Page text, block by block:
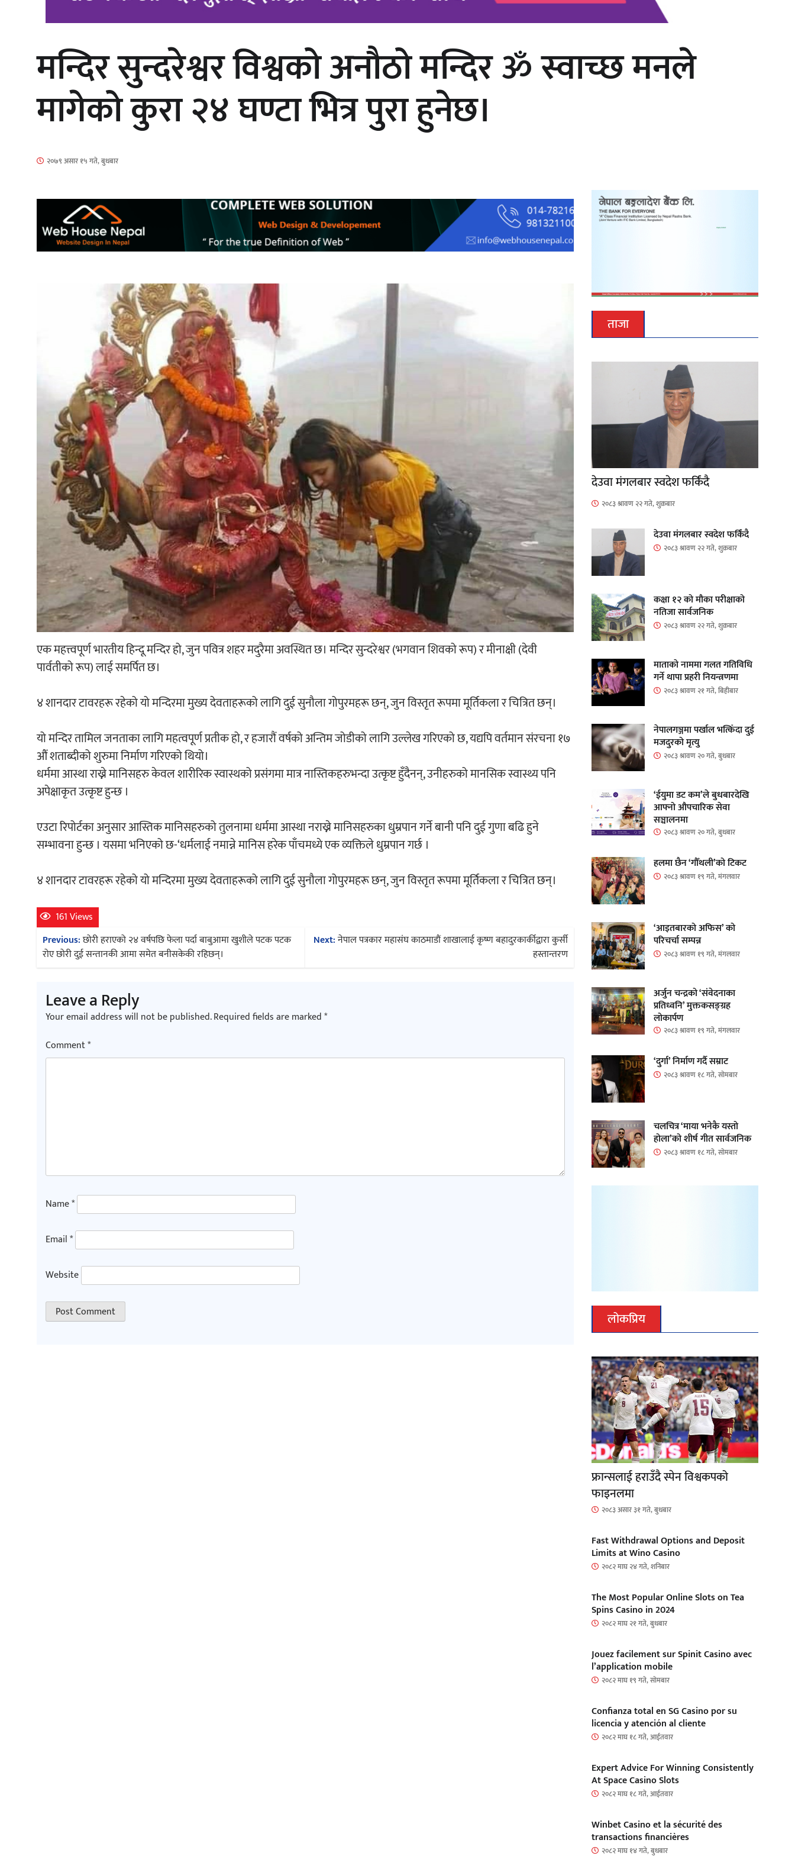
‘आइतबारको अफिस’ को परिचर्चा सम्पन्न
अर्जुन चन्द्रको ‘संवेदनाका प्रतिध्वनि’
मुक्तकसङ्ग्रह लोकार्पण
‘दुर्गा’ निर्माण गर्दै सम्राट
चलचित्र ‘माया भनेकै यस्तो होला’को शीर्ष
मन्दिर सुन्दरेश्वर विश्वको अनौठो मन्दिर ॐ स्वाच्छ मनले
मागेको कुरा २४ घण्टा भित्र पुरा हुनेछ।
२०७९ असार १५ गते, बुधबार
एक महत्त्वपूर्ण भारतीय हिन्दू मन्दिर हो, जुन पवित्र शहर मदुरैमा अवस्थित छ। मन्दिर सुन्दरेश्वर (भगवान शिवको रूप) र मीनाक्षी (देवी
पार्वतीको रूप) लाई समर्पित छ।
४ शानदार टावरहरू रहेको यो मन्दिरमा मुख्य देवताहरूको लागि दुई सुनौला गोपुरमहरू छन्, जुन विस्तृत रूपमा मूर्तिकला र चित्रित छन्।
यो मन्दिर तामिल जनताका लागि महत्वपूर्ण प्रतीक हो, र हजारौं वर्षको अन्तिम जोडीको लागि उल्लेख गरिएको छ, यद्यपि वर्तमान संरचना १७
औं शताब्दीको शुरुमा निर्माण गरिएको थियो।
धर्ममा आस्था राख्ने मानिसहरु केवल शारीरिक स्वास्थको प्रसंगमा मात्र नास्तिकहरुभन्दा उत्कृष्ट हुँदैनन्, उनीहरुको मानसिक स्वास्थ्य पनि
अपेक्षाकृत उत्कृष्ट हुन्छ ।
एउटा रिपोर्टका अनुसार आस्तिक मानिसहरुको तुलनामा धर्ममा आस्था नराख्ने मानिसहरुका धुम्रपान गर्ने बानी पनि दुई गुणा बढि हुने
सम्भावना हुन्छ । यसमा भनिएको छ-‘धर्मलाई नमान्ने मानिस हरेक पाँचमध्ये एक व्यक्तिले धुम्रपान गर्छ ।
४ शानदार टावरहरू रहेको यो मन्दिरमा मुख्य देवताहरूको लागि दुई सुनौला गोपुरमहरू छन्, जुन विस्तृत रूपमा मूर्तिकला र चित्रित छन्।
161 Views
Post
navigation
Previous:छोरी हराएको २४ वर्षपछि फेला पर्दा बाबुआमा खुशीले पटक पटक
रोए छोरी दुई सन्तानकी आमा समेत बनीसकेकी रहिछन्।
Next:नेपाल पत्रकार महासंघ काठमाडौं शाखालाई कृष्ण बहादुरकार्कीद्वारा कुर्सी
हस्तान्तरण
Leave a Reply
Your email address will not be published.Required fields are marked*
Comment*
Name*
Email*
Website
ताजा
देउवा मंगलबार स्वदेश फर्किंदै
२०८३ श्रावण २२ गते, शुक्रबार
देउवा मंगलबार स्वदेश फर्किंदै
२०८३ श्रावण २२ गते, शुक्रबार
कक्षा १२ को मौका परीक्षाको
नतिजा सार्वजनिक
२०८३ श्रावण २२ गते, शुक्रबार
माताकाे नाममा गलत गतिविधि
गर्ने थापा प्रहरी नियन्त्रणमा
२०८३ श्रावण २१ गते, बिहीबार
नेपालगञ्जमा पर्खाल भत्किँदा दुई
मजदुरको मृत्यु
२०८३ श्रावण २० गते, बुधबार
‘ईयुमा डट कम’ले बुधबारदेखि
आफ्नो औपचारिक सेवा
सञ्चालनमा
२०८३ श्रावण २० गते, बुधबार
हलमा छैन ‘गौँथली’को टिकट
२०८३ श्रावण १९ गते, मंगलवार
‘आइतबारको अफिस’ को
परिचर्चा सम्पन्न
२०८३ श्रावण १९ गते, मंगलवार
अर्जुन चन्द्रको ‘संवेदनाका
प्रतिध्वनि’ मुक्तकसङ्ग्रह
लोकार्पण
२०८३ श्रावण १९ गते, मंगलवार
‘दुर्गा’ निर्माण गर्दै सम्राट
२०८३ श्रावण १८ गते, सोमबार
चलचित्र ‘माया भनेकै यस्तो
होला’को शीर्ष गीत सार्वजनिक
२०८३ श्रावण १८ गते, सोमबार
लोकप्रिय
फ्रान्सलाई हराउँदै स्पेन विश्वकपको
फाइनलमा
२०८३ असार ३१ गते, बुधबार
Fast Withdrawal Options and Deposit
Limits at Wino Casino
२०८२ माघ २४ गते, शनिबार
The Most Popular Online Slots on Tea
Spins Casino in 2024
२०८२ माघ २१ गते, बुधबार
Jouez facilement sur Spinit Casino avec
l’application mobile
२०८२ माघ १९ गते, सोमबार
Confianza total en SG Casino por su
licencia y atención al cliente
२०८२ माघ १८ गते, आईतवार
Expert Advice For Winning Consistently
At Space Casino Slots
२०८२ माघ १८ गते, आईतवार
Winbet Casino et la sécurité des
transactions financières
२०८२ माघ १४ गते, बुधबार